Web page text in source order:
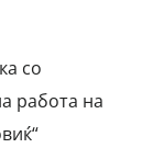
со
работа на